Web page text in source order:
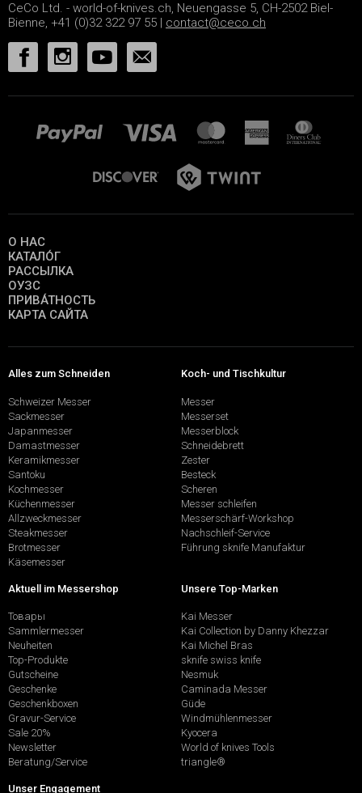
CeCo Ltd. - world-of-knives.ch, Neuengasse 5, CH-2502 Biel-
Bienne, +41 (0)32 322 97 55 | contact@ceco.ch
О НАС
КАТАЛО́Г
РАССЫЛКА
ОУЗС
ПРИВА́ТНОСТЬ
КАРТА САЙТА
Alles zum Schneiden
Schweizer Messer
Sackmesser
Japanmesser
Damastmesser
Keramikmesser
Santoku
Kochmesser
Küchenmesser
Allzweckmesser
Steakmesser
Brotmesser
Käsemesser
Koch- und Tischkultur
Messer
Messerset
Messerblock
Schneidebrett
Zester
Besteck
Scheren
Messer schleifen
Messerschärf-Workshop
Nachschleif-Service
Führung sknife Manufaktur
Aktuell im Messershop
Товары
Sammlermesser
Neuheiten
Top-Produkte
Gutscheine
Geschenke
Geschenkboxen
Gravur-Service
Sale 20%
Newsletter
Beratung/Service
Unsere Top-Marken
Kai Messer
Kai Collection by Danny Khezzar
Kai Michel Bras
sknife swiss knife
Nesmuk
Caminada Messer
Güde
Windmühlenmesser
Kyocera
World of knives Tools
triangle®
Unser Engagement